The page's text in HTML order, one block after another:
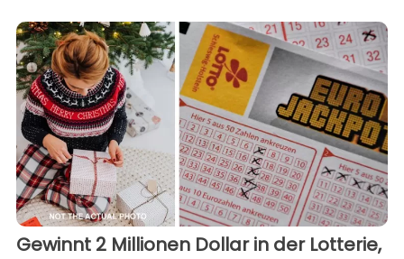
Gewinnt 2 Millionen Dollar in der Lotterie,